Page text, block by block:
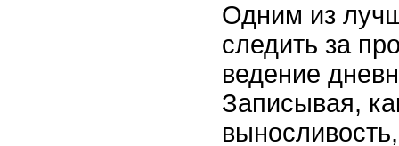
Одним из
следить за
ведение
Записывая,